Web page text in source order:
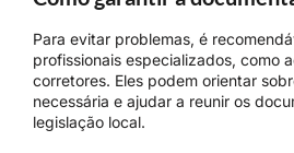
Para evitar problemas, é
profissionais especializados, como
corretores. Eles podem orientar
necessária e ajudar a reunir os
legislação local.